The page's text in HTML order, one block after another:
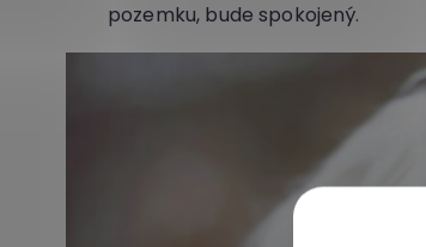
pozemku, bude spokojený.